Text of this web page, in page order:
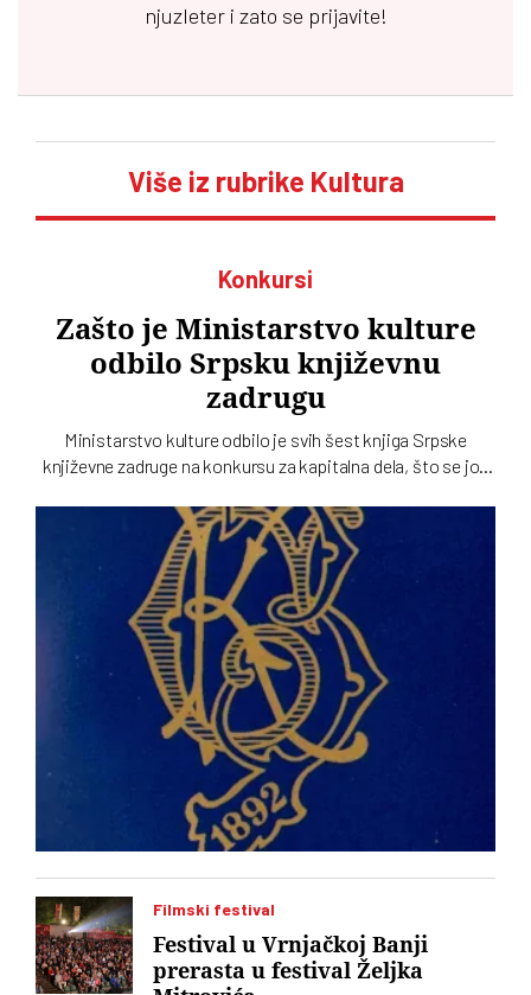
njuzleter i zato se prijavite!
Više iz rubrike Kultura
Konkursi
Zašto je Ministarstvo kulture
odbilo Srpsku književnu
zadrugu
Ministarstvo kulture odbilo je svih šest knjiga Srpske
književne zadruge na konkursu za kapitalna dela, što se još
Milo Lompar
Filmski festival
Festival u Vrnjačkoj Banji
prerasta u festival Željka